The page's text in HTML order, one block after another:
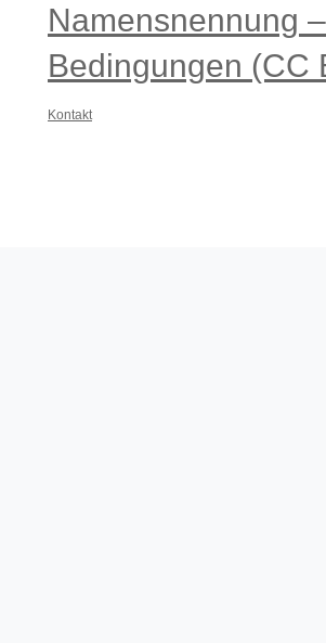
Namensnennung
Bedingungen (CC
Kontakt